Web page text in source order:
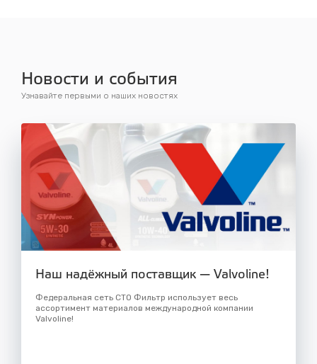
Новости и события
Узнавайте первыми о наших новостях
Наш надёжный поставщик — Valvoline!
Федеральная сеть СТО Фильтр использует весь
ассортимент материалов международной компании
Valvoline!